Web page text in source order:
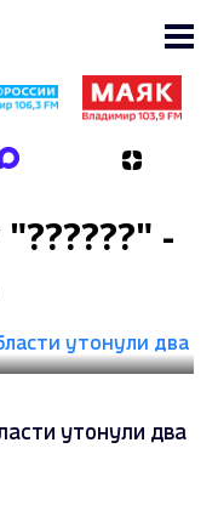
-
утонули два